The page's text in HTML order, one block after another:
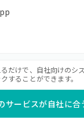
だけで、自社向けのシ
することができます。
サービスが自社に合